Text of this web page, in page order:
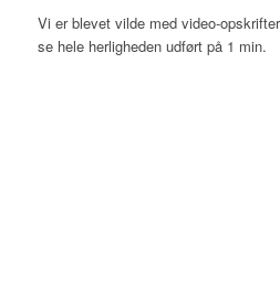
Vi er blevet vilde med video-
se hele herligheden udført på 1 min.